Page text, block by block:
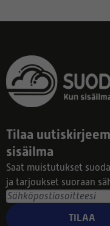
Tilaa
sisäilma
Saat muistutukset
ja tarjoukset suoraan
TILAA